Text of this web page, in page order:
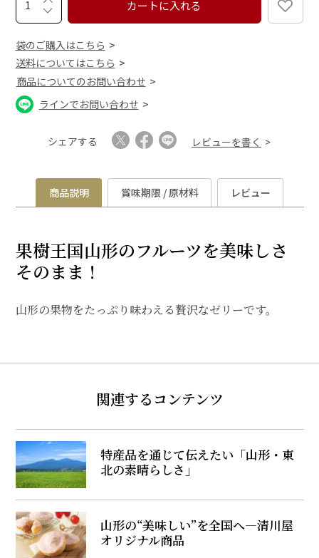
カートに入れる
袋のご購入はこちら
送料についてはこちら
商品についてのお問い合わせ
ラインでお問い合わせ
シェアする レビューを書く
商品説明 賞味期限 / 原材料 レビュー
果樹王国山形のフルーツを美味しさ
そのまま！
山形の果物をたっぷり味わえる贅沢なゼリーです。
関連するコンテンツ
特産品を通じて伝えたい「山形・東
北の素晴らしさ」
山形の“美味しい”を全国へ―清川屋
オリジナル商品